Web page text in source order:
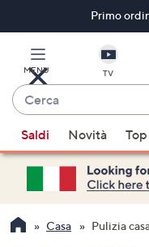
principale
Primo
MENU TV
Cerca
sono
disponibili
suggerimenti,
usa
i
Saldi Novità
Casa Pulizia